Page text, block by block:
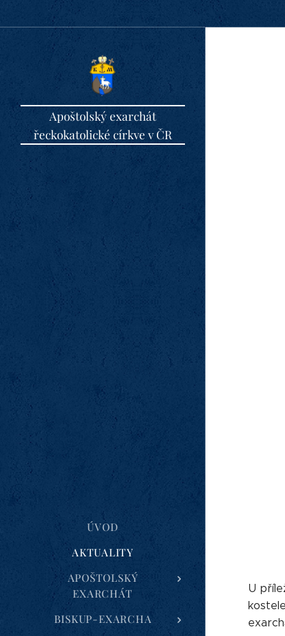
Apoštolský exarchát
řeckokatolické církve v ČR
ÚVOD
AKTUALITY
APOŠTOLSKÝ
EXARCHÁT
BISKUP-EXARCHA
U